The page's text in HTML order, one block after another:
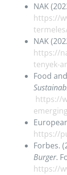
NAK
https://
NAK
https://
tenyek-
Food
https://
https://
Forbes.
Burger.
https://